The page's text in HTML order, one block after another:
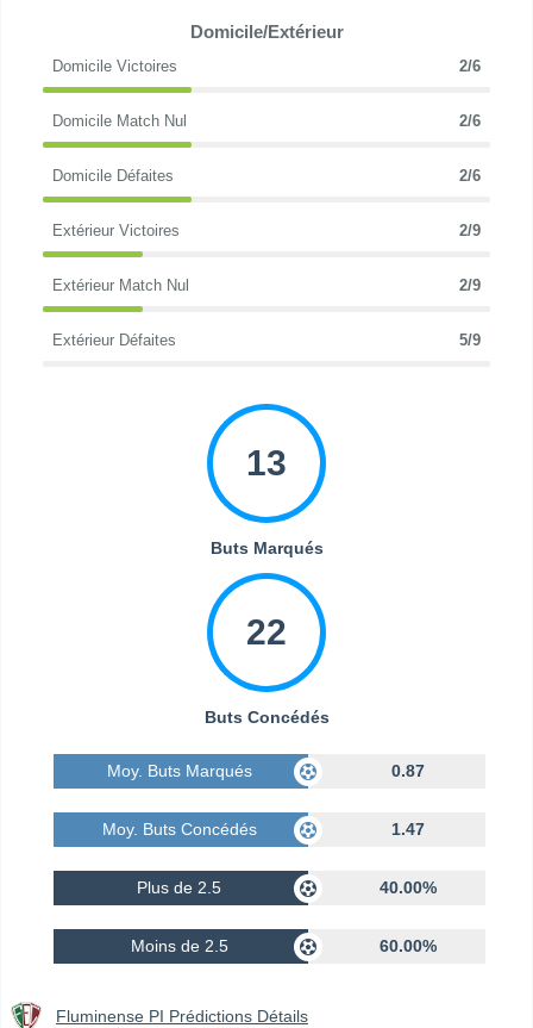
Domicile/Extérieur
Domicile Victoires 2/6
Domicile Match Nul 2/6
Domicile Défaites 2/6
Extérieur Victoires 2/9
Extérieur Match Nul 2/9
Extérieur Défaites 5/9
13
Buts Marqués
22
Buts Concédés
Moy. Buts Marqués 0.87
Moy. Buts Concédés 1.47
Plus de 2.5 40.00%
Moins de 2.5 60.00%
Fluminense PI Prédictions Détails